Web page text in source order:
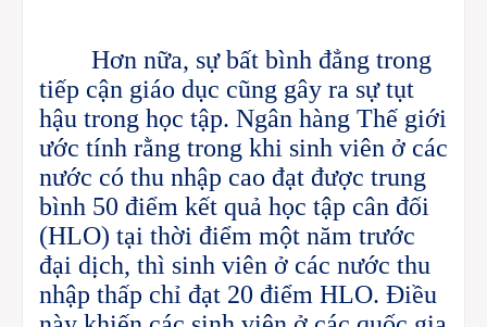
Hơn nữa, sự bất bình đẳng trong
tiếp cận giáo dục cũng gây ra sự tụt
hậu trong học tập. Ngân hàng Thế giới
ước tính rằng trong khi sinh viên ở các
nước có thu nhập cao đạt được trung
bình 50 điểm kết quả học tập cân đối
(HLO) tại thời điểm một năm trước
đại dịch, thì sinh viên ở các nước thu
nhập thấp chỉ đạt 20 điểm HLO. Điều